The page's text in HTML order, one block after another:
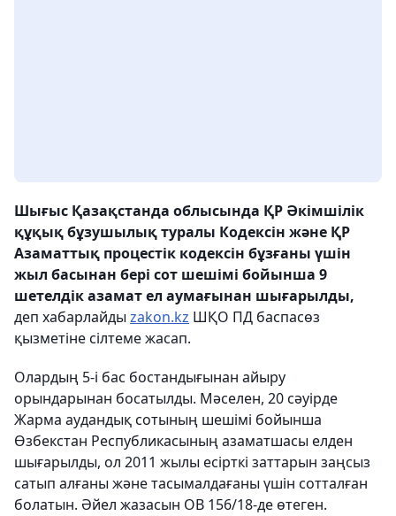
Шығыс Қазақстанда облысында ҚР Әкімшілік
құқық бұзушылық туралы Кодексін және ҚР
Азаматтық процестік кодексін бұзғаны үшін
жыл басынан бері сот шешімі бойынша 9
шетелдік азамат ел аумағынан шығарылды,
деп хабарлайды zakon.kz ШҚО ПД баспасөз
қызметіне сілтеме жасап.
Олардың 5-і бас бостандығынан айыру
орындарынан босатылды. Мәселен, 20 сәуірде
Жарма аудандық сотының шешімі бойынша
Өзбекстан Республикасының азаматшасы елден
шығарылды, ол 2011 жылы есірткі заттарын заңсыз
сатып алғаны және тасымалдағаны үшін сотталған
болатын. Әйел жазасын ОВ 156/18-де өтеген.